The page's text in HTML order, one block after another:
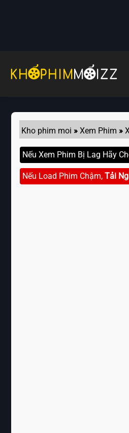
Kho phim moi » Xem Phim »
Nếu Xem Phim Bị Lag Hãy
Nếu Load Phim Chậm, Tải